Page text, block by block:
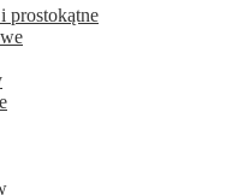
prostokątne